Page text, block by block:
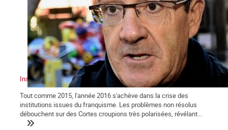
Institutions en crise et nationalités
Tout comme 2015, l'année 2016 s'achève dans la crise des
institutions issues du franquisme. Les problèmes non résolus
débouchent sur des Cortes croupions très polarisées, révélant...